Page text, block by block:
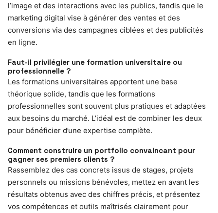
l’image et des interactions avec les publics, tandis que le
marketing digital vise à générer des ventes et des
conversions via des campagnes ciblées et des publicités
en ligne.
Faut-il privilégier une formation universitaire ou
professionnelle ?
Les formations universitaires apportent une base
théorique solide, tandis que les formations
professionnelles sont souvent plus pratiques et adaptées
aux besoins du marché. L’idéal est de combiner les deux
pour bénéficier d’une expertise complète.
Comment construire un portfolio convaincant pour
gagner ses premiers clients ?
Rassemblez des cas concrets issus de stages, projets
personnels ou missions bénévoles, mettez en avant les
résultats obtenus avec des chiffres précis, et présentez
vos compétences et outils maîtrisés clairement pour